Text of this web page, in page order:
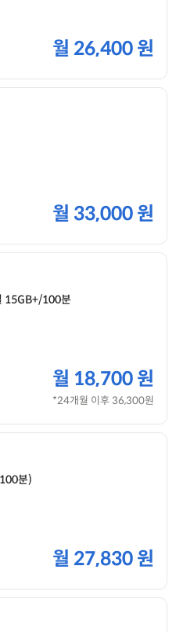
월 26,400 원
월 33,000 원
15GB+/100분
월 18,700 원
*24개월 이후 36,300원
분)
월 27,830 원